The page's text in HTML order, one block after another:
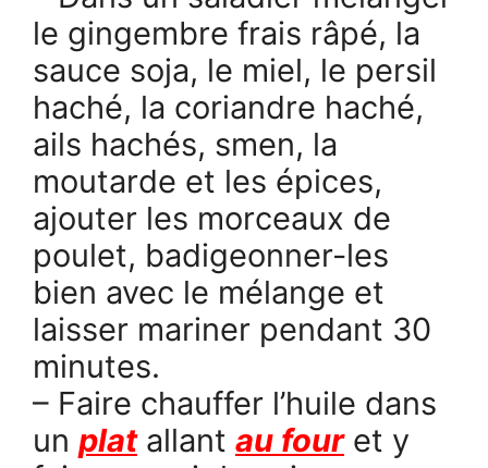
le gingembre frais râpé, la
sauce soja, le miel, le persil
haché, la coriandre haché,
ails hachés, smen, la
moutarde et les épices,
ajouter les morceaux de
poulet, badigeonner-les
bien avec le mélange et
laisser mariner pendant 30
minutes.
– Faire chauffer l’huile dans
un platallant au fouret y